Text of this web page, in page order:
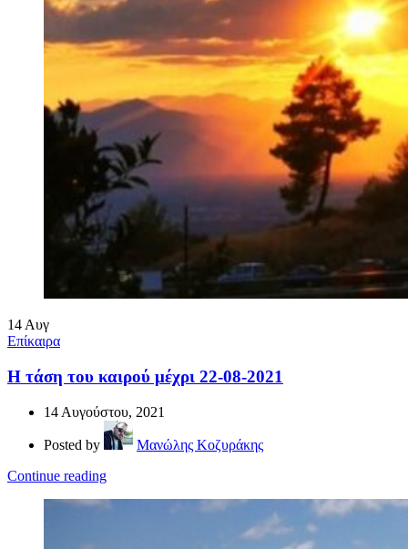
14 Αυγ
Επίκαιρα
Η τάση του καιρού μέχρι 22-08-2021
14 Αυγούστου, 2021
Posted by
Μανώλης Κοζυράκης
Continue reading